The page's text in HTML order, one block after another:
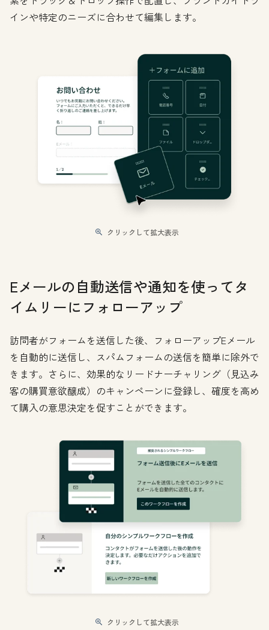
インや特定のニーズに合わせて編集します。
クリックして拡大表示
Eメールの自動送信や通知を使ってタ
イムリーにフォローアップ
訪問者がフォームを送信した後、フォローアップEメール
を自動的に送信し、スパムフォームの送信を簡単に除外で
きます。さらに、効果的なリードナーチャリング（見込み
客の購買意欲醸成）のキャンペーンに登録し、確度を高め
て購入の意思決定を促すことができます。
クリックして拡大表示